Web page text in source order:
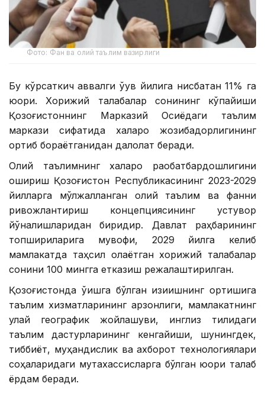
Фото: Фан ва олий таълим вазирлиги
Бу кўрсаткич аввалги ўқув йилига нисбатан 11% га
юқори. Хорижий талабалар сонининг кўпайиши
Қозоғистоннинг Марказий Осиёдаги таълим
маркази сифатида халқаро жозибадорлигининг
ортиб бораётганидан далолат беради.
Олий таълимнинг халқаро рақобатбардошлигини
ошириш Қозоғистон Республикасининг 2023-2029
йилларга мўлжалланган олий таълим ва фанни
ривожлантириш концепциясининг устувор
йўналишларидан биридир. Давлат раҳбарининг
топшириқларига мувофиқ, 2029 йилга келиб
мамлакатда таҳсил олаётган хорижий талабалар
сонини 100 мингга етказиш режалаштирилган.
Қозоғистонда ўқишга бўлган қизиқишнинг ортишига
таълим хизматларининг арзонлиги, мамлакатнинг
қулай географик жойлашуви, инглиз тилидаги
таълим дастурларининг кенгайиши, шунингдек,
тиббиёт, муҳандислик ва ахборот технологиялари
соҳаларидаги мутахассисларга бўлган юқори талаб
ёрдам беради.